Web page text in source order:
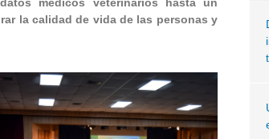
la calidad de vida de las personas y